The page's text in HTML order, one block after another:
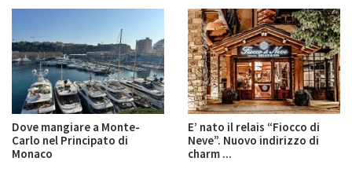
Dove mangiare a Monte-
Carlo nel Principato di
Monaco
E’ nato il relais “Fiocco di
Neve”. Nuovo indirizzo di
charm ...